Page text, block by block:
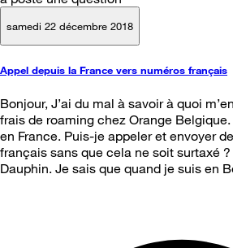
samedi 22 décembre 2018
Appel depuis la France vers numéros français
Bonjour, J’ai du mal à savoir à quoi
frais de roaming chez Orange
en France. Puis-je appeler et envoyer
français sans que cela ne soit surtaxé
Dauphin. Je sais que quand je suis en